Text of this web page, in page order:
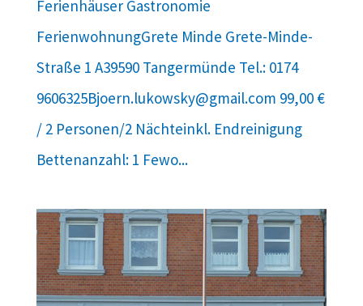
Ferienhäuser Gastronomie
FerienwohnungGrete Minde Grete-Minde-
Straße 1 A39590 Tangermünde Tel.: 0174
9606325Bjoern.lukowsky@gmail.com 99,00 €
/ 2 Personen/2 Nächteinkl. Endreinigung
Bettenanzahl: 1 Fewo...